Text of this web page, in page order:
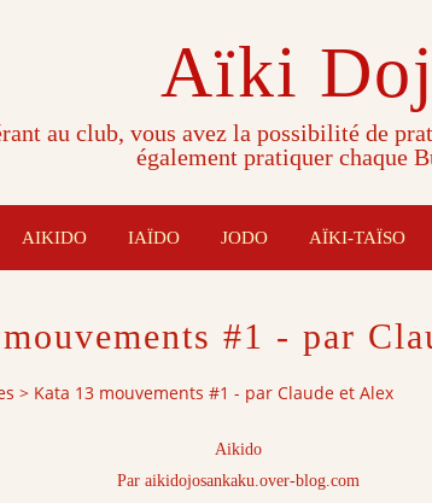
Aïki
au club, vous avez la possibilité de
également pratiquer chaque
AIKIDO IAÏDO JODO AÏKI-TAÏSO
#1 - par
> Kata 13 mouvements #1 - par Claude et Alex
Aikido
Par aikidojosankaku.over-blog.com